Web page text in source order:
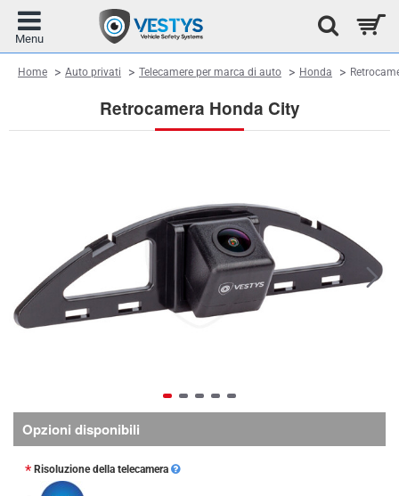
Retrocamera Honda City
HomehomeAuto privati Telecamere per marca di auto Honda
Opzioni disponibili
Risoluzione della telecamera